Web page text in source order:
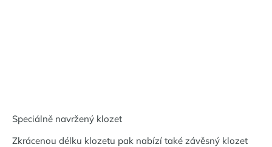
Speciálně navržený klozet
Zkrácenou délku klozetu pak nabízí také závěsný klozet